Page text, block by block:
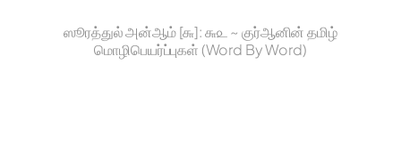
ஸூரத்துல் அன்ஆம் [௬]: ௬௨ ~ குர்ஆனின் தமிழ்
மொழிபெயர்ப்புகள் (Word By Word)